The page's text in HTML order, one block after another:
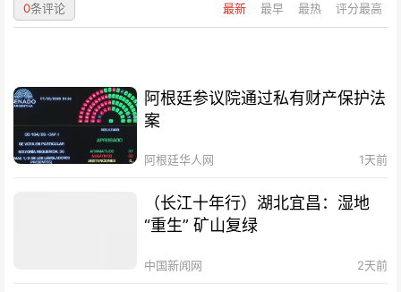
最新 最早 最热 评分最高
0条评论
阿根廷参议院通过私有财产保护法
案
阿根廷华人网 1天前
（长江十年行）湖北宜昌：湿地
“重生” 矿山复绿
中国新闻网 2天前